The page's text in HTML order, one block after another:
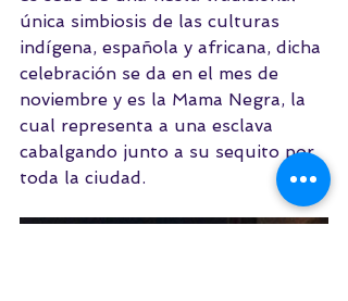
única simbiosis de las culturas
indígena, española y africana, dicha
celebración se da en el mes de
noviembre y es la Mama Negra, la
cual representa a una esclava
cabalgando junto a su sequito por
toda la ciudad.